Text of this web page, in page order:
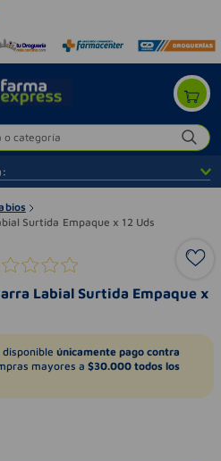
o categoría
Surtida Empaque x 12 Uds
Labial Surtida Empaque x
disponible únicamente pago contra
mayores a $30.000 todos los